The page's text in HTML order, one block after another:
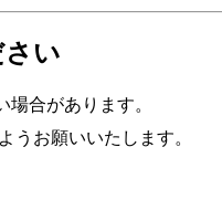
い
合があります。
うお願いいたします。